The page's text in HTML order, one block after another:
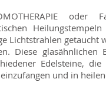
Lichtstrahlen getaucht
Diese glasähnlichen
Edelsteine,
und in